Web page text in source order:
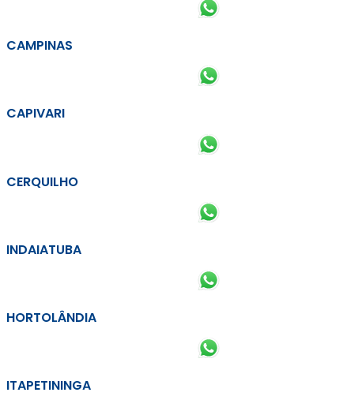
CAMPINAS
CAPIVARI
CERQUILHO
INDAIATUBA
HORTOLÂNDIA
ITAPETININGA